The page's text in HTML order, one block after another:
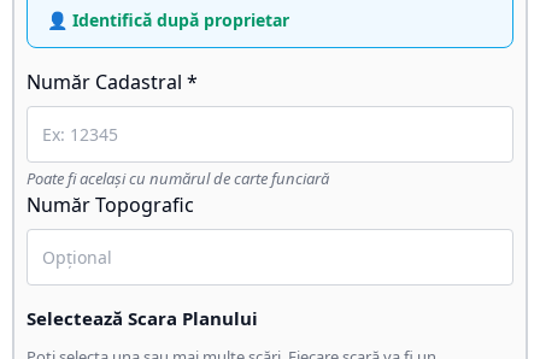
👤 Identifică după proprietar
Număr Cadastral *
Poate fi același cu numărul de carte funciară
Număr Topografic
Selectează Scara Planului